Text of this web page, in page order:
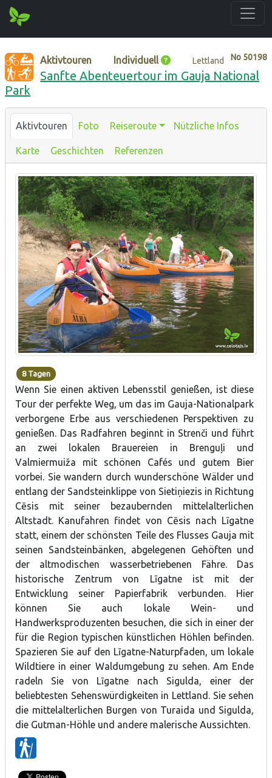
No 50198
Aktivtouren Individuell Lettland
Sanfte Abenteuertour im Gauja National
Park
Aktivtouren Foto Reiseroute Nützliche Infos
Karte Geschichten Referenzen
8 Tagen
Wenn Sie einen aktiven Lebensstil genießen, ist diese
Tour der perfekte Weg, um das im Gauja-Nationalpark
verborgene Erbe aus verschiedenen Perspektiven zu
genießen. Das Radfahren beginnt in Strenči und führt
an zwei lokalen Brauereien in Brenguļi und
Valmiermuiža mit schönen Cafés und gutem Bier
vorbei. Sie wandern durch wunderschöne Wälder und
entlang der Sandsteinklippe von Sietiņiezis in Richtung
Cēsis mit seiner bezaubernden mittelalterlichen
Altstadt. Kanufahren findet von Cēsis nach Līgatne
statt, einem der schönsten Teile des Flusses Gauja mit
seinen Sandsteinbänken, abgelegenen Gehöften und
der altmodischen wasserbetriebenen Fähre. Das
historische Zentrum von Līgatne ist mit der
Entwicklung seiner Papierfabrik verbunden. Hier
können Sie auch lokale Wein- und
Handwerksproduzenten besuchen, die sich in einer der
für die Region typischen künstlichen Höhlen befinden.
Spazieren Sie auf den Līgatne-Naturpfaden, um lokale
Wildtiere in einer Waldumgebung zu sehen. Am Ende
radeln Sie von Līgatne nach Sigulda, einer der
beliebtesten Sehenswürdigkeiten in Lettland. Sie sehen
die mittelalterlichen Burgen von Turaida und Sigulda,
die Gutman-Höhle und andere malerische Aussichten.